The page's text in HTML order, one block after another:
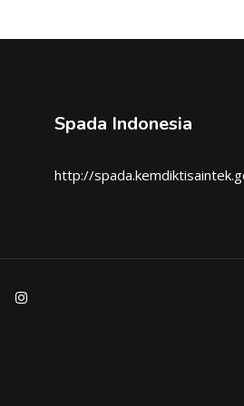
Spada Indonesia
http://